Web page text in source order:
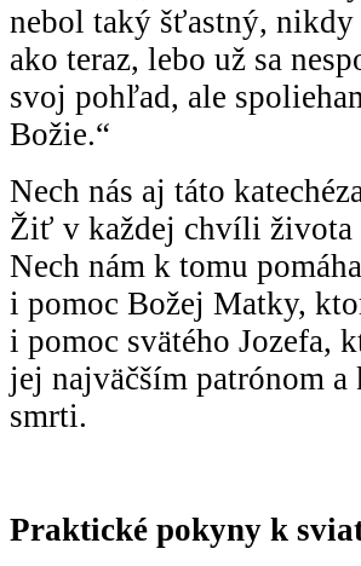
nebol taký šťastný, nikdy
ako teraz, lebo už sa
svoj pohľad, ale
Božie.“
Nech nás aj táto
Žiť v každej chvíli života
Nech nám k tomu
i pomoc Božej Matky,
i pomoc svätého Jozefa,
jej najväčším patrónom a
smrti.
Praktické pokyny k